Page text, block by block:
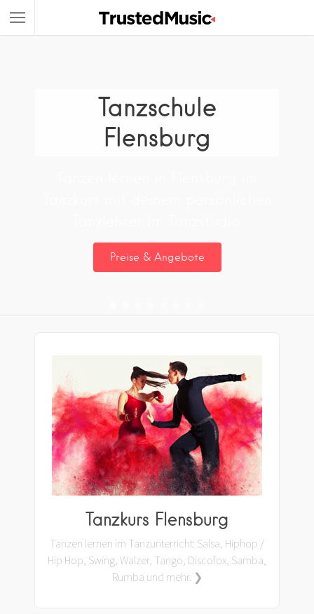
Tanzschule
Flensburg
Tanzkurs Flensburg
Tanzen lernen im Tanzunterricht: Salsa, Hiphop /
Hip Hop, Swing, Walzer, Tango, Discofox, Samba,
Rumba und mehr. ❯